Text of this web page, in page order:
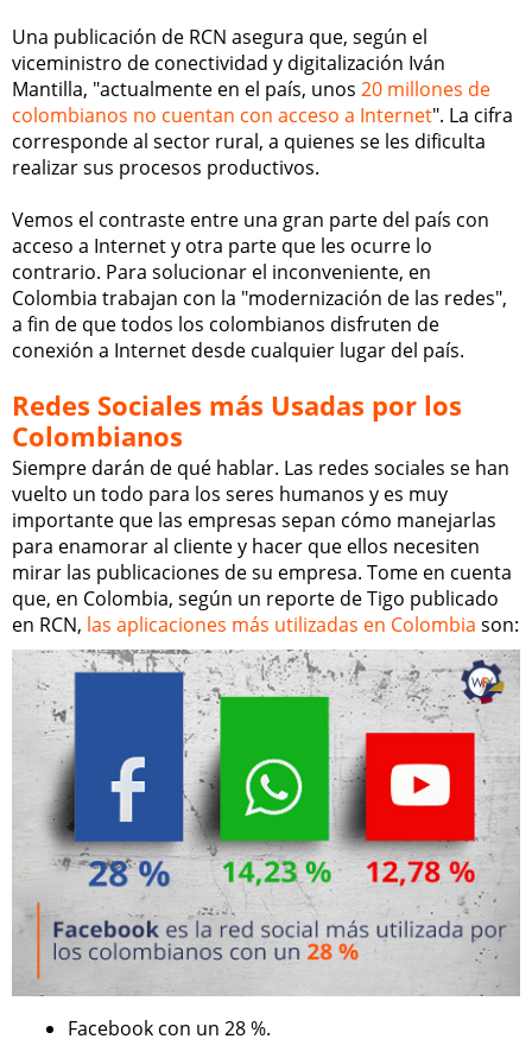
Una publicación de RCN asegura que, según el
viceministro de conectividad y digitalización Iván
Mantilla, "actualmente en el país, unos 20 millones de
colombianos no cuentan con acceso a Internet". La cifra
corresponde al sector rural, a quienes se les dificulta
realizar sus procesos productivos.
Vemos el contraste entre una gran parte del país con
acceso a Internet y otra parte que les ocurre lo
contrario. Para solucionar el inconveniente, en
Colombia trabajan con la "modernización de las redes",
a fin de que todos los colombianos disfruten de
conexión a Internet desde cualquier lugar del país.
Redes Sociales más Usadas por los
Colombianos
Siempre darán de qué hablar. Las redes sociales se han
vuelto un todo para los seres humanos y es muy
importante que las empresas sepan cómo manejarlas
para enamorar al cliente y hacer que ellos necesiten
mirar las publicaciones de su empresa. Tome en cuenta
que, en Colombia, según un reporte de Tigo publicado
en RCN, las aplicaciones más utilizadas en Colombia son:
Facebook con un 28 %.